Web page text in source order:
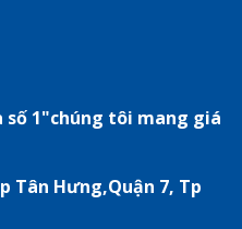
số 1"chúng tôi mang giá
Tân Hưng,Quận 7, Tp